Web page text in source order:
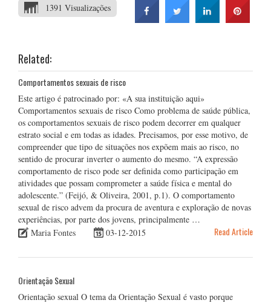
1391 Visualizações
Related:
Comportamentos sexuais de risco
Este artigo é patrocinado por: «A sua instituição aqui»
Comportamentos sexuais de risco Como problema de saúde pública,
os comportamentos sexuais de risco podem decorrer em qualquer
estrato social e em todas as idades. Precisamos, por esse motivo, de
compreender que tipo de situações nos expõem mais ao risco, no
sentido de procurar inverter o aumento do mesmo. “A expressão
comportamento de risco pode ser definida como participação em
atividades que possam comprometer a saúde física e mental do
adolescente.” (Feijó, & Oliveira, 2001, p.1). O comportamento
sexual de risco advem da procura de aventura e exploração de novas
experiências, por parte dos jovens, principalmente …
Maria Fontes
03-12-2015 Read Article
Orientação Sexual
Orientação sexual O tema da Orientação Sexual é vasto porque